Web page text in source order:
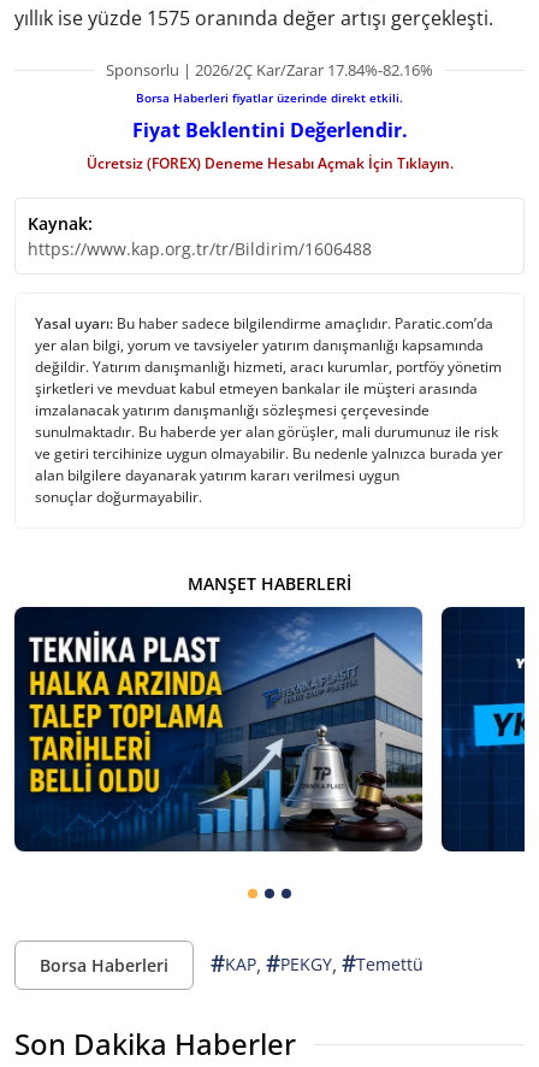
yıllık ise yüzde 1575 oranında değer artışı gerçekleşti.
Sponsorlu | 2026/2Ç Kar/Zarar 17.84%-82.16%
Borsa Haberleri fiyatlar üzerinde direkt etkili.
Fiyat Beklentini Değerlendir.
Ücretsiz (FOREX) Deneme Hesabı Açmak İçin Tıklayın.
Kaynak:
https://www.kap.org.tr/tr/Bildirim/1606488
Yasal uyarı: Bu haber sadece bilgilendirme amaçlıdır. Paratic.com’da
yer alan bilgi, yorum ve tavsiyeler yatırım danışmanlığı kapsamında
değildir. Yatırım danışmanlığı hizmeti, aracı kurumlar, portföy yönetim
şirketleri ve mevduat kabul etmeyen bankalar ile müşteri arasında
imzalanacak yatırım danışmanlığı sözleşmesi çerçevesinde
sunulmaktadır. Bu haberde yer alan görüşler, mali durumunuz ile risk
ve getiri tercihinize uygun olmayabilir. Bu nedenle yalnızca burada yer
alan bilgilere dayanarak yatırım kararı verilmesi uygun
sonuçlar doğurmayabilir.
MANŞET HABERLERI
Borsa Haberleri #KAP, #PEKGY, #Temettü
Son Dakika Haberler